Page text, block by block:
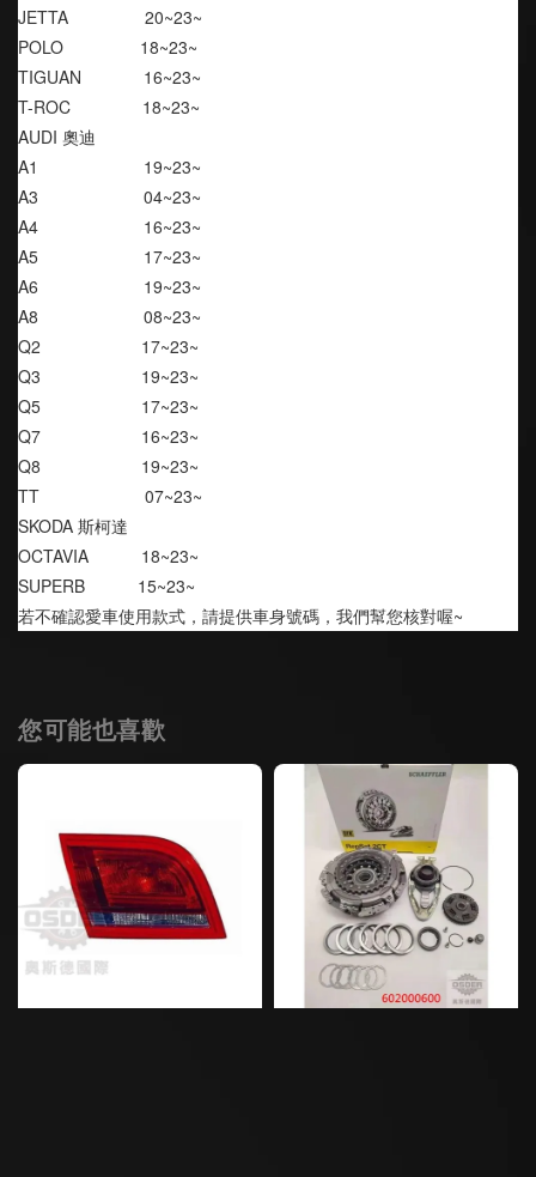
JETTA                20~23~
POLO                18~23~
TIGUAN             16~23~
T-ROC               18~23~
AUDI 奧迪
A1                      19~23~
A3                      04~23~
A4                      16~23~
A5                      17~23~
A6                      19~23~
A8                      08~23~
Q2                     17~23~
Q3                     19~23~
Q5                     17~23~
Q7                     16~23~
Q8                     19~23~
TT                      07~23~
SKODA 斯柯達
OCTAVIA           18~23~
SUPERB           15~23~
若不確認愛車使用款式，請提供車身號碼，我們幫您核對喔~
您可能也喜歡